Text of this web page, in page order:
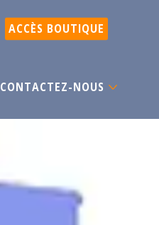
ACCÈS BOUTIQUE
CONTACTEZ-NOUS